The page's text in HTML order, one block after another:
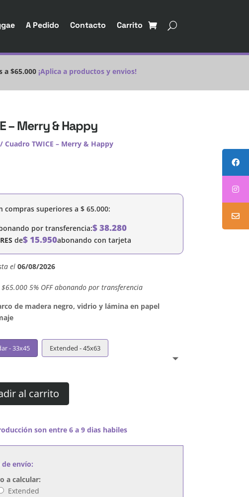
A Pedido Contacto Carrito
a $65.000 ¡Aplica a productos y envios!
– Merry & Happy
/ Cuadro TWICE – Merry & Happy
compras superiores a $65.000:
por transferencia:$38.280
de$15.950abonando con tarjeta
el 06/08/2026
5% OFF abonando por transferencia
de madera negro, vidrio y lámina en papel
- 33x45 Extended - 45x63
al carrito
son entre 6 a 9 dias habiles
de envío:
a calcular:
Extended